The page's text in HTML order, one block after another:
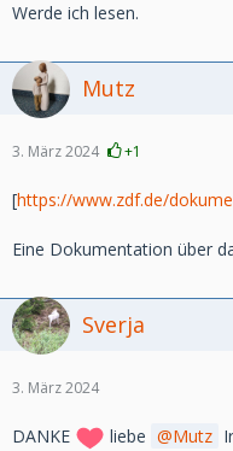
Werde ich lesen.
Mutz
3. März 2024 +1
[https://www.zdf.de/
Eine Dokumentation über
Sverja
3. März 2024
DANKE liebe Mutz